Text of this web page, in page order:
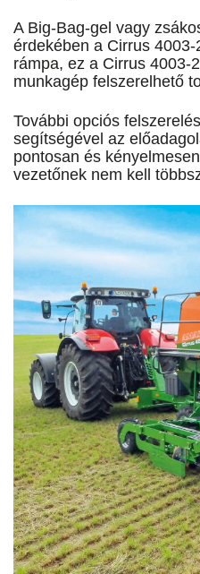
A Big-Bag-gel vagy
érdekében a Cirrus
rámpa, ez a Cirrus 4003-
munkagép felszerelhető
További opciós
segítségével az
pontosan és
vezetőnek nem kell